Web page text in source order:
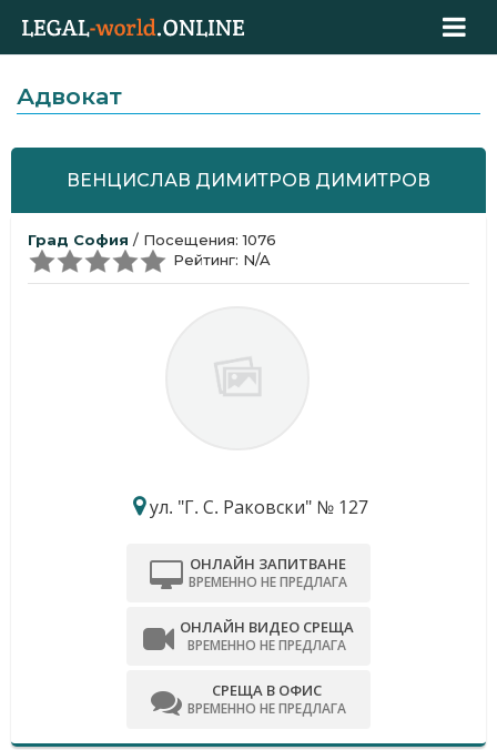
Адвокат
ВЕНЦИСЛАВ ДИМИТРОВ ДИМИТРОВ
Град София / Посещения: 1076
Рейтинг: N/A
ул. "Г. С. Раковски" № 127
ОНЛАЙН ЗАПИТВАНЕ
ВРЕМЕННО НЕ ПРЕДЛАГА
ОНЛАЙН ВИДЕО СРЕЩА
ВРЕМЕННО НЕ ПРЕДЛАГА
СРЕЩА В ОФИС
ВРЕМЕННО НЕ ПРЕДЛАГА